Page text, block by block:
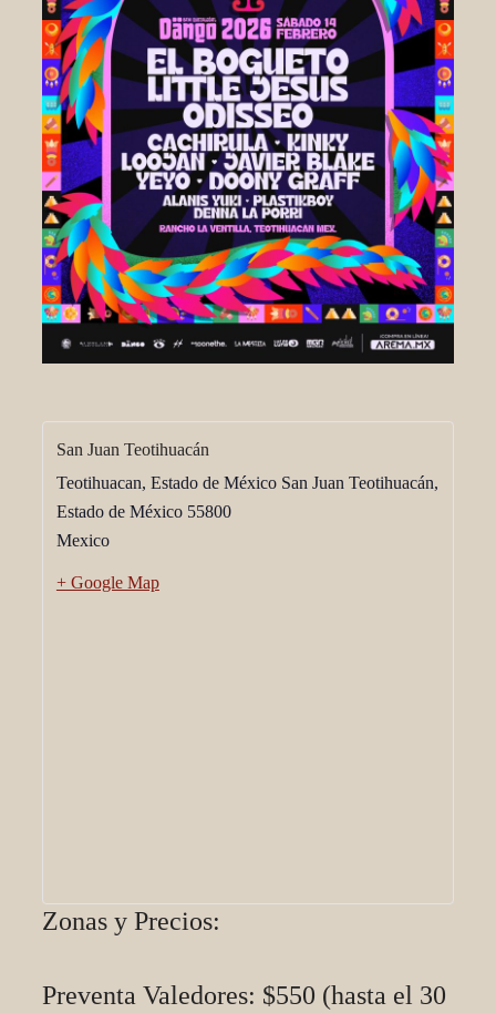
San Juan Teotihuacán
Teotihuacan, Estado de México San Juan Teotihuacán,
Estado de México 55800
Mexico
+ Google Map
Zonas y Precios:
Preventa Valedores: $550 (hasta el 30